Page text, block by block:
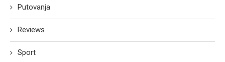
Putovanja
Reviews
Sport